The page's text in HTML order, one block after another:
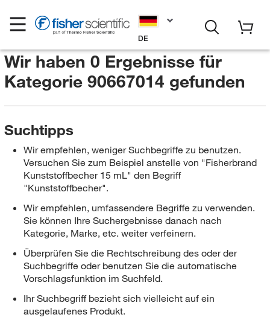
DE
Wir haben 0 Ergebnisse für
Kategorie 90667014gefunden
Suchtipps
Wir empfehlen, weniger Suchbegriffe zu benutzen.
Versuchen Sie zum Beispiel anstelle von "Fisherbrand
Kunststoffbecher 15 mL" den Begriff
"Kunststoffbecher".
Wir empfehlen, umfassendere Begriffe zu verwenden.
Sie können Ihre Suchergebnisse danach nach
Kategorie, Marke, etc. weiter verfeinern.
Überprüfen Sie die Rechtschreibung des oder der
Suchbegriffe oder benutzen Sie die automatische
Vorschlagsfunktion im Suchfeld.
Ihr Suchbegriff bezieht sich vielleicht auf ein
ausgelaufenes Produkt.